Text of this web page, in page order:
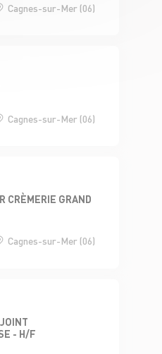
Cagnes-sur-Mer (06)
Cagnes-sur-Mer (06)
CRÈMERIE GRAND
Cagnes-sur-Mer (06)
- H/F